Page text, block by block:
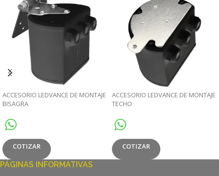
ACCESORIO LEDVANCE DE MONTAJE
BISAGRA
COTIZAR
ACCESORIO LEDVANCE DE MONTAJE
TECHO
COTIZAR
PÁGINAS INFORMATIVAS